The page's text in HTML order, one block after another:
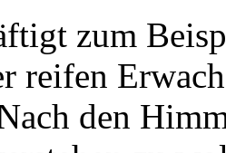
zum
reifen
den